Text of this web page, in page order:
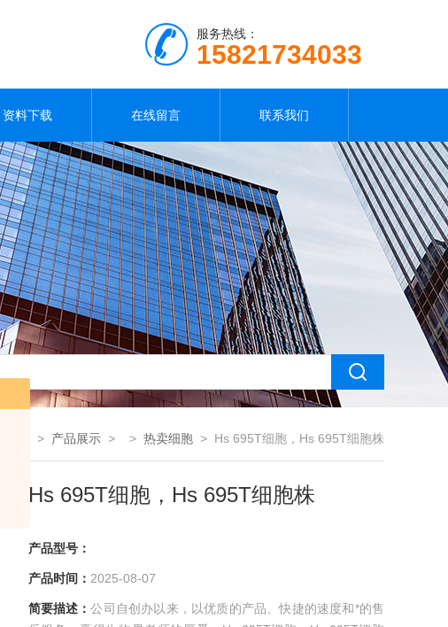
服务热线：
15821734033
资料下载 在线留言 联系我们
> 产品展示 > > 热卖细胞 > Hs 695T细胞，Hs 695T细胞株
Hs 695T细胞，Hs 695T细胞株
产品型号：
产品时间： 2025-08-07
简要描述：公司自创办以来，以优质的产品、快捷的速度和*的售